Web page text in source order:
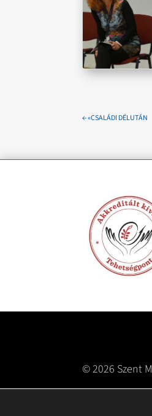
←«CSALÁDI DÉLUTÁN
© 2026 Szent